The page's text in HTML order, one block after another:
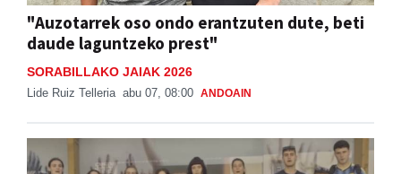
"Auzotarrek oso ondo erantzuten dute, beti
daude laguntzeko prest"
SORABILLAKO JAIAK 2026
Lide Ruiz Telleria abu 07, 08:00 ANDOAIN